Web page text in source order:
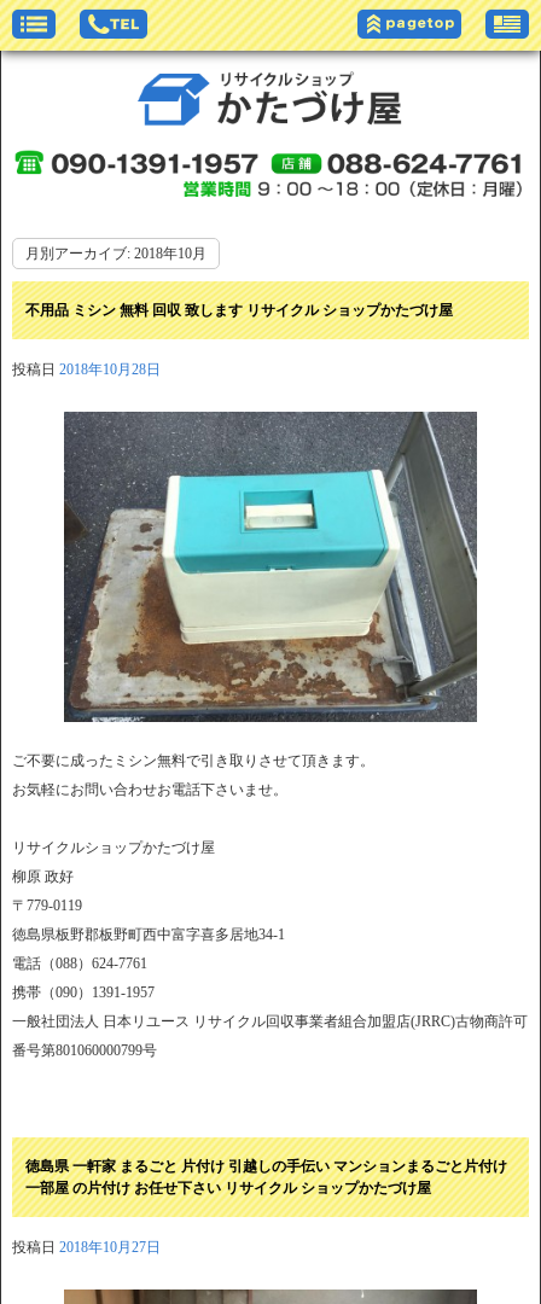
月別アーカイブ: 2018年10月
不用品 ミシン 無料 回収 致します リサイクル ショップかたづけ屋
投稿日 2018年10月28日
ご不要に成ったミシン無料で引き取りさせて頂きます。
お気軽にお問い合わせお電話下さいませ。
リサイクルショップかたづけ屋
柳原 政好
〒779-0119
徳島県板野郡板野町西中富字喜多居地34-1
電話（088）624-7761
携帯（090）1391-1957
一般社団法人 日本リユース リサイクル回収事業者組合加盟店(JRRC)古物商許可
番号第801060000799号
徳島県 一軒家 まるごと 片付け 引越しの手伝い マンションまるごと片付け
一部屋 の片付け お任せ下さい リサイクル ショップかたづけ屋
投稿日 2018年10月27日